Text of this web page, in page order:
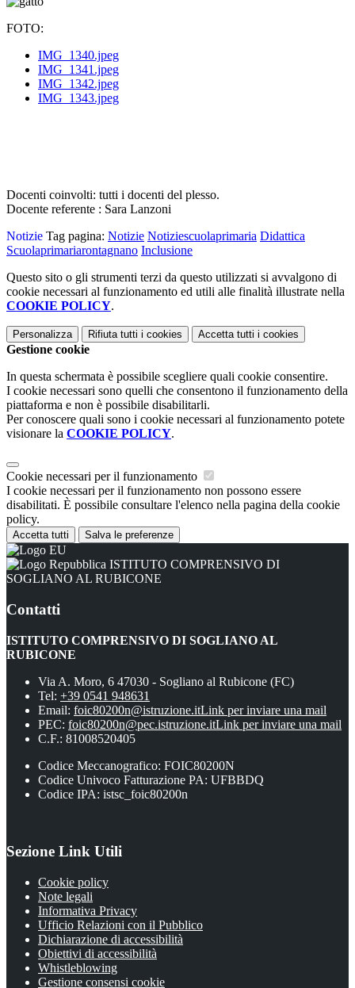
FOTO:
IMG_1340.jpeg
IMG_1341.jpeg
IMG_1342.jpeg
IMG_1343.jpeg
Docenti coinvolti: tutti i docenti del plesso.
Docente referente : Sara Lanzoni
Notizie Tag pagina: Notizie Notiziescuolaprimaria Didattica
Scuolaprimariarontagnano Inclusione
Questo sito o gli strumenti terzi da questo utilizzati si avvalgono di
cookie necessari al funzionamento ed utili alle finalità illustrate nella
COOKIE POLICY.
Personalizza Rifiuta tutti i cookies Accetta tutti i cookies
Gestione cookie
In questa schermata è possibile scegliere quali cookie consentire.
I cookie necessari sono quelli che consentono il funzionamento della
piattaforma e non è possibile disabilitarli.
Per conoscere quali sono i cookie necessari al funzionamento potete
visionare la COOKIE POLICY.
Cookie necessari per il funzionamento
I cookie necessari per il funzionamento non possono essere
disabilitati. È possibile consultare l'elenco nella pagina della cookie
policy.
Accetta tutti Salva le preferenze
ISTITUTO COMPRENSIVO DI
SOGLIANO AL RUBICONE
Contatti
ISTITUTO COMPRENSIVO DI SOGLIANO AL
RUBICONE
Via A. Moro, 6 47030 - Sogliano al Rubicone (FC)
Tel: +39 0541 948631
Email: foic80200n@istruzione.itLink per inviare una mail
PEC: foic80200n@pec.istruzione.itLink per inviare una mail
C.F.: 81008520405
Codice Meccanografico: FOIC80200N
Codice Univoco Fatturazione PA: UFBBDQ
Codice IPA: istsc_foic80200n
Sezione Link Utili
Cookie policy
Note legali
Informativa Privacy
Ufficio Relazioni con il Pubblico
Dichiarazione di accessibilità
Obiettivi di accessibilità
Whistleblowing
Gestione consensi cookie